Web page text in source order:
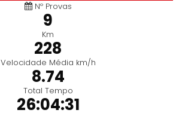
Nº Provas
9
Km
228
Velocidade Média km/h
8.74
Total Tempo
26:04:31